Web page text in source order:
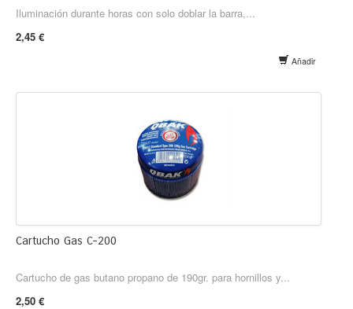
Iluminación durante horas con solo doblar la barra,...
2,45 €
Añadir
Cartucho Gas C-200
Cartucho de gas butano propano de 190gr. para hornillos y...
2,50 €